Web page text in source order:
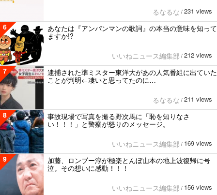
るなるな / 231 views
6
あなたは『アンパンマンの歌詞』の本当の意味を知って
ますか!?
いいねニュース編集部 / 212 views
7
逮捕された準ミスター東洋大があの人気番組に出ていた
ことが判明←凄いと思ってたのに…
るなるな / 211 views
8
事故現場で写真を撮る野次馬に「恥を知りなさ
い！！！」と警察が怒りのメッセージ。
いいねニュース編集部 / 169 views
9
加藤、ロンブー淳が極楽とんぼ山本の地上波復帰に号
泣。その想いに感動！！！
いいねニュース編集部 / 156 views